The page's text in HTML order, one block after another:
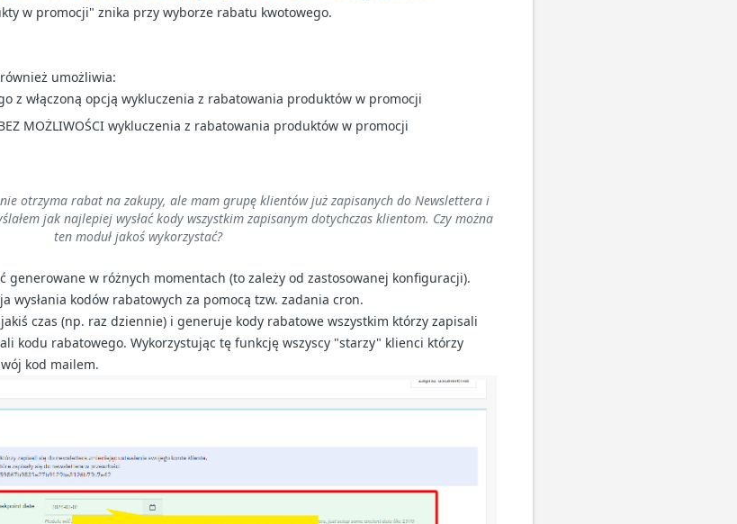
w promocji" znika przy wyborze rabatu kwotowego.
umożliwia:
z włączoną opcją wykluczenia z rabatowania produktów w promocji
MOŻLIWOŚCI wykluczenia z rabatowania produktów w promocji
otrzyma rabat na zakupy, ale mam grupę klientów już zapisanych do Newslettera i
jak najlepiej wysłać kody wszystkim zapisanym dotychczas klientom. Czy można
ten moduł jakoś wykorzystać?
generowane w różnych momentach (to zależy od zastosowanej konfiguracji).
wysłania kodów rabatowych za pomocą tzw. zadania cron.
czas (np. raz dziennie) i generuje kody rabatowe wszystkim którzy zapisali
kodu rabatowego. Wykorzystując tę funkcję wszyscy "starzy" klienci którzy
kod mailem.